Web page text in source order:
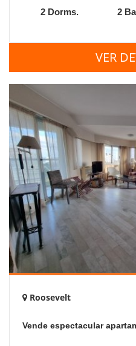
2 Dorms. 2
VER
Roosevelt
Vende espectacular